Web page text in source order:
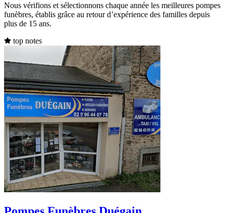
Nous vérifions et sélectionnons chaque année les meilleures pompes
funèbres, établis grâce au retour d’expérience des familles depuis
plus de 15 ans.
top notes